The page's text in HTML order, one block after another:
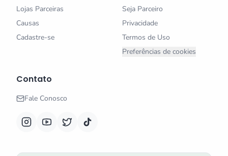
Lojas Parceiras
Causas
Cadastre-se
Seja Parceiro
Privacidade
Termos de Uso
Preferências de cookies
Contato
Fale Conosco